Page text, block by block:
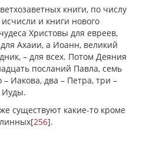
книги, по числу
и книги нового
Христовы для евреев,
Ахаии, а Иоанн, великий
– для всех. Потом Деяния
посланий Павла, семь
Иакова, два – Петра, три –
Иуды.
существуют какие-то кроме
[256].